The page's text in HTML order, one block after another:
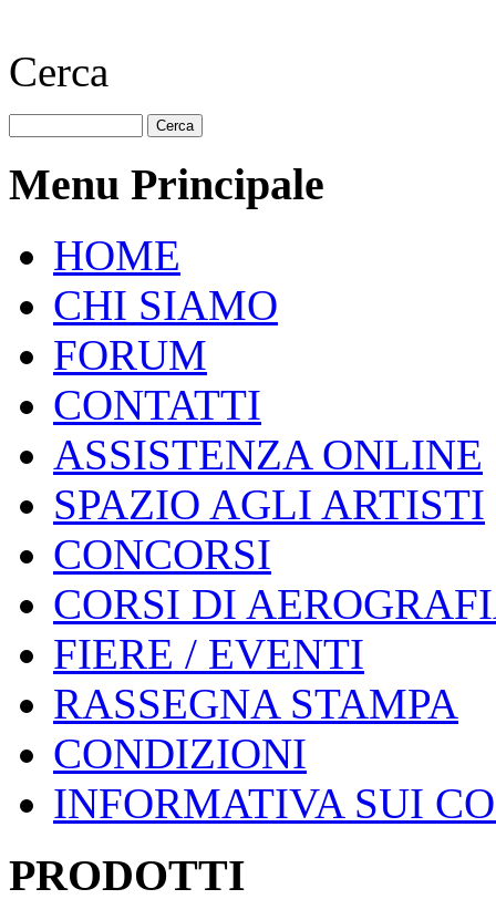
Cerca
Menu Principale
HOME
CHI SIAMO
FORUM
CONTATTI
ASSISTENZA ONLINE
SPAZIO AGLI ARTISTI
CONCORSI
CORSI DI
FIERE / EVENTI
RASSEGNA STAMPA
CONDIZIONI
INFORMATIVA SUI
PRODOTTI